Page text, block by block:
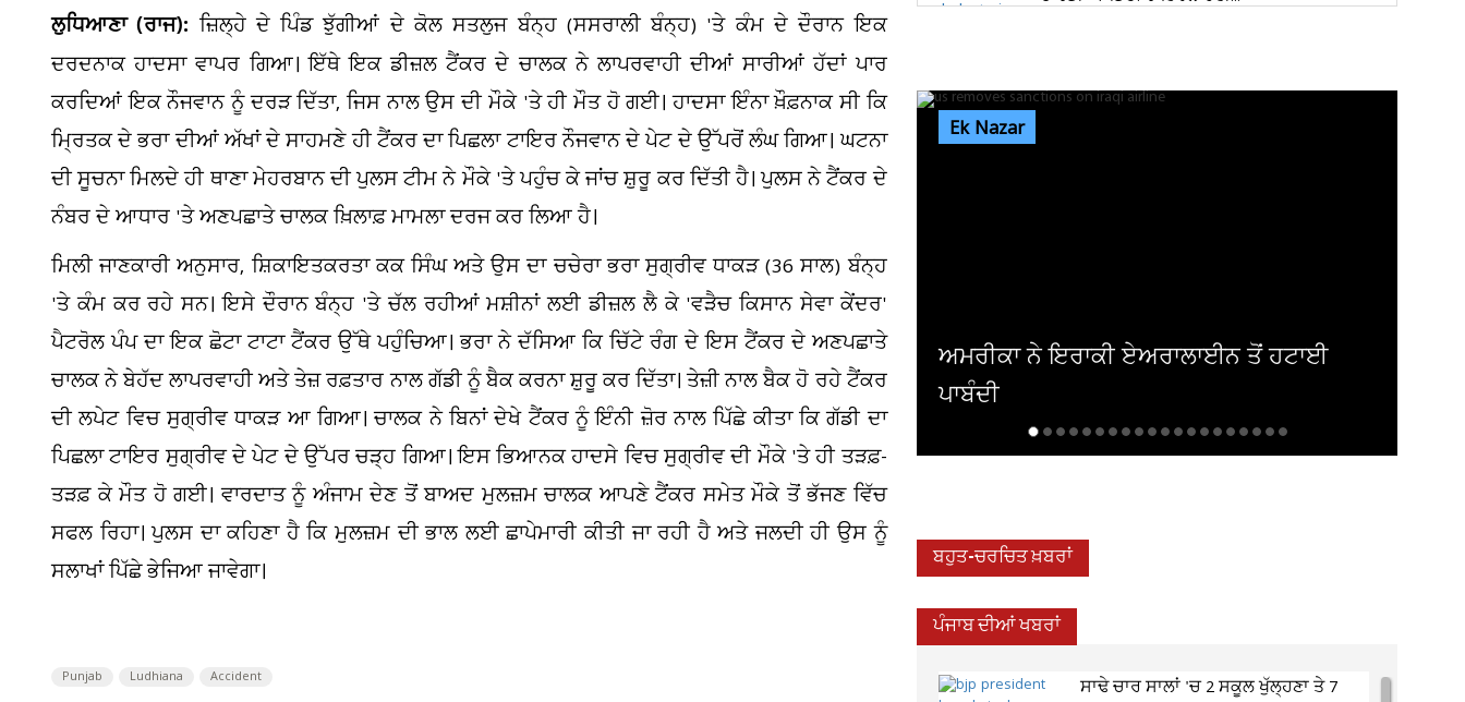
ਲੁਧਿਆਣਾ (ਰਾਜ): ਜ਼ਿਲ੍ਹੇ ਦੇ ਪਿੰਡ ਝੁੱਗੀਆਂ ਦੇ ਕੋਲ ਸਤਲੁਜ ਬੰਨ੍ਹ (ਸਸਰਾਲੀ ਬੰਨ੍ਹ) 'ਤੇ ਕੰਮ ਦੇ ਦੌਰਾਨ ਇਕ
ਦਰਦਨਾਕ ਹਾਦਸਾ ਵਾਪਰ ਗਿਆ। ਇੱਥੇ ਇਕ ਡੀਜ਼ਲ ਟੈਂਕਰ ਦੇ ਚਾਲਕ ਨੇ ਲਾਪਰਵਾਹੀ ਦੀਆਂ ਸਾਰੀਆਂ ਹੱਦਾਂ ਪਾਰ
ਕਰਦਿਆਂ ਇਕ ਨੌਜਵਾਨ ਨੂੰ ਦਰੜ ਦਿੱਤਾ, ਜਿਸ ਨਾਲ ਉਸ ਦੀ ਮੌਕੇ 'ਤੇ ਹੀ ਮੌਤ ਹੋ ਗਈ। ਹਾਦਸਾ ਇੰਨਾ ਖ਼ੌਫ਼ਨਾਕ ਸੀ ਕਿ
ਮ੍ਰਿਤਕ ਦੇ ਭਰਾ ਦੀਆਂ ਅੱਖਾਂ ਦੇ ਸਾਹਮਣੇ ਹੀ ਟੈਂਕਰ ਦਾ ਪਿਛਲਾ ਟਾਇਰ ਨੌਜਵਾਨ ਦੇ ਪੇਟ ਦੇ ਉੱਪਰੋਂ ਲੰਘ ਗਿਆ। ਘਟਨਾ
ਦੀ ਸੂਚਨਾ ਮਿਲਦੇ ਹੀ ਥਾਣਾ ਮੇਹਰਬਾਨ ਦੀ ਪੁਲਸ ਟੀਮ ਨੇ ਮੌਕੇ 'ਤੇ ਪਹੁੰਚ ਕੇ ਜਾਂਚ ਸ਼ੁਰੂ ਕਰ ਦਿੱਤੀ ਹੈ। ਪੁਲਸ ਨੇ ਟੈਂਕਰ ਦੇ
ਨੰਬਰ ਦੇ ਆਧਾਰ 'ਤੇ ਅਣਪਛਾਤੇ ਚਾਲਕ ਖ਼ਿਲਾਫ਼ ਮਾਮਲਾ ਦਰਜ ਕਰ ਲਿਆ ਹੈ।
ਮਿਲੀ ਜਾਣਕਾਰੀ ਅਨੁਸਾਰ, ਸ਼ਿਕਾਇਤਕਰਤਾ ਕਕ ਸਿੰਘ ਅਤੇ ਉਸ ਦਾ ਚਚੇਰਾ ਭਰਾ ਸੁਗ੍ਰੀਵ ਧਾਕੜ (36 ਸਾਲ) ਬੰਨ੍ਹ
'ਤੇ ਕੰਮ ਕਰ ਰਹੇ ਸਨ। ਇਸੇ ਦੌਰਾਨ ਬੰਨ੍ਹ 'ਤੇ ਚੱਲ ਰਹੀਆਂ ਮਸ਼ੀਨਾਂ ਲਈ ਡੀਜ਼ਲ ਲੈ ਕੇ 'ਵੜੈਚ ਕਿਸਾਨ ਸੇਵਾ ਕੇਂਦਰ'
ਪੈਟਰੋਲ ਪੰਪ ਦਾ ਇਕ ਛੋਟਾ ਟਾਟਾ ਟੈਂਕਰ ਉੱਥੇ ਪਹੁੰਚਿਆ। ਭਰਾ ਨੇ ਦੱਸਿਆ ਕਿ ਚਿੱਟੇ ਰੰਗ ਦੇ ਇਸ ਟੈਂਕਰ ਦੇ ਅਣਪਛਾਤੇ
ਚਾਲਕ ਨੇ ਬੇਹੱਦ ਲਾਪਰਵਾਹੀ ਅਤੇ ਤੇਜ਼ ਰਫ਼ਤਾਰ ਨਾਲ ਗੱਡੀ ਨੂੰ ਬੈਕ ਕਰਨਾ ਸ਼ੁਰੂ ਕਰ ਦਿੱਤਾ। ਤੇਜ਼ੀ ਨਾਲ ਬੈਕ ਹੋ ਰਹੇ ਟੈਂਕਰ
ਦੀ ਲਪੇਟ ਵਿਚ ਸੁਗ੍ਰੀਵ ਧਾਕੜ ਆ ਗਿਆ। ਚਾਲਕ ਨੇ ਬਿਨਾਂ ਦੇਖੇ ਟੈਂਕਰ ਨੂੰ ਇੰਨੀ ਜ਼ੋਰ ਨਾਲ ਪਿੱਛੇ ਕੀਤਾ ਕਿ ਗੱਡੀ ਦਾ
ਪਿਛਲਾ ਟਾਇਰ ਸੁਗ੍ਰੀਵ ਦੇ ਪੇਟ ਦੇ ਉੱਪਰ ਚੜ੍ਹ ਗਿਆ। ਇਸ ਭਿਆਨਕ ਹਾਦਸੇ ਵਿਚ ਸੁਗ੍ਰੀਵ ਦੀ ਮੌਕੇ 'ਤੇ ਹੀ ਤੜਫ਼-
ਤੜਫ਼ ਕੇ ਮੌਤ ਹੋ ਗਈ। ਵਾਰਦਾਤ ਨੂੰ ਅੰਜਾਮ ਦੇਣ ਤੋਂ ਬਾਅਦ ਮੁਲਜ਼ਮ ਚਾਲਕ ਆਪਣੇ ਟੈਂਕਰ ਸਮੇਤ ਮੌਕੇ ਤੋਂ ਭੱਜਣ ਵਿੱਚ
ਸਫਲ ਰਿਹਾ। ਪੁਲਸ ਦਾ ਕਹਿਣਾ ਹੈ ਕਿ ਮੁਲਜ਼ਮ ਦੀ ਭਾਲ ਲਈ ਛਾਪੇਮਾਰੀ ਕੀਤੀ ਜਾ ਰਹੀ ਹੈ ਅਤੇ ਜਲਦੀ ਹੀ ਉਸ ਨੂੰ
ਸਲਾਖਾਂ ਪਿੱਛੇ ਭੇਜਿਆ ਜਾਵੇਗਾ।
Punjab Ludhiana Accident
Ek Nazar
ਅਮਰੀਕਾ ਨੇ ਇਰਾਕੀ ਏਅਰਾਲਾਈਨ ਤੋਂ ਹਟਾਈ
ਪਾਬੰਦੀ
ਆਸਟ੍ਰੇਲੀਆ : ਟੱਕਰ ਮਗਰੋਂ ਵਾਹਨਾਂ 'ਚ ਲੱਗੀ ਅੱਗ,
ਬਹੁਤ-ਚਰਚਿਤ ਖ਼ਬਰਾਂ
ਪੰਜਾਬ ਦੀਆਂ ਖਬਰਾਂ
ਸਾਢੇ ਚਾਰ ਸਾਲਾਂ 'ਚ 2 ਸਕੂਲ ਖੁੱਲ੍ਹਣਾ ਤੇ 7